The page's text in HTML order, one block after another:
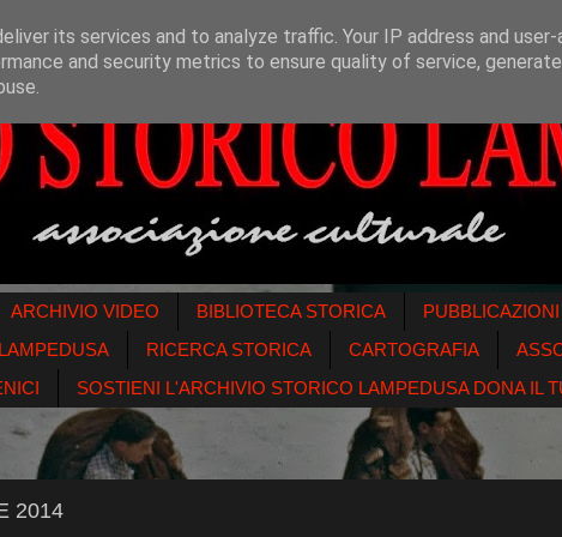
ARCHIVIO VIDEO BIBLIOTECA STORICA
PUBBLICAZIONI
RICERCA STORICA CARTOGRAFIA
SOSTIENI L'ARCHIVIO STORICO LAMPEDUSA DONA IL
2014
its services and to analyze traffic. Your IP address and
and security metrics to ensure quality of service,